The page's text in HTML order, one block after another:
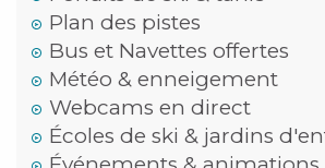
Plan des pistes
Bus et Navettes offertes
Météo & enneigement
Webcams en direct
Écoles de ski & jardins